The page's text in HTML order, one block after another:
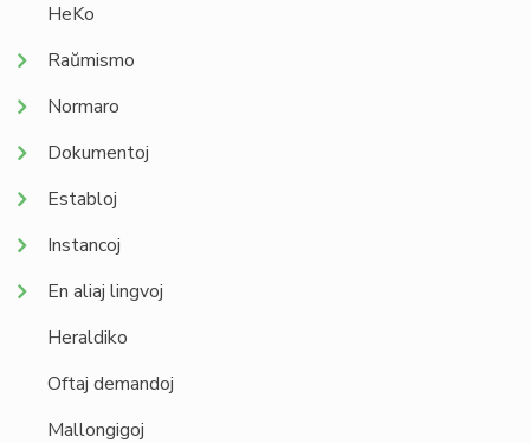
HeKo
Raŭmismo
Normaro
Dokumentoj
Establoj
Instancoj
En aliaj lingvoj
Heraldiko
Oftaj demandoj
Mallongigoj